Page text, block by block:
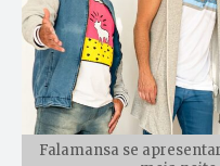
Falamansa se